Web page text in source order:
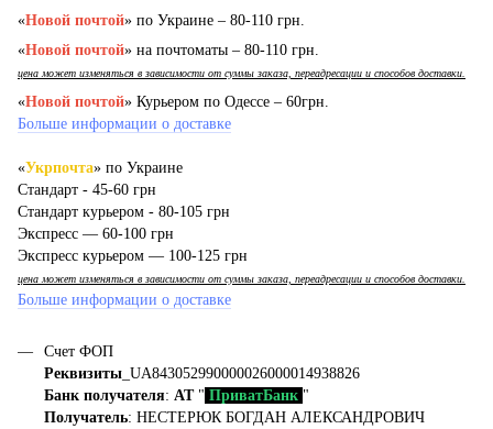
«Новой почтой» по Украине – 80-110 грн.
«Новой почтой» на почтоматы – 80-110 грн.
цена может изменяться в зависимости от суммы заказа, переадресации и способов доставки.
«Новой почтой» Курьером по Одессе – 60грн.
Больше информации о доставке
«Укрпочта» по Украине
Стандарт - 45-60 грн
Стандарт курьером - 80-105 грн
Экспресс — 60-100 грн
Экспресс курьером — 100-125 грн
цена может изменяться в зависимости от суммы заказа, переадресации и способов доставки.
Больше информации о доставке
Счет ФОП
Реквизиты _UA843052990000026000014938826
Банк получателя: АТ" ПриватБанк "
Получатель: НЕСТЕРЮК БОГДАН АЛЕКСАНДРОВИЧ